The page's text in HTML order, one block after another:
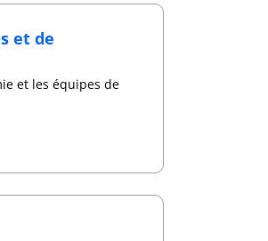
et de
et les équipes de